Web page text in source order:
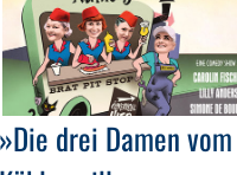
»Die drei Damen vom